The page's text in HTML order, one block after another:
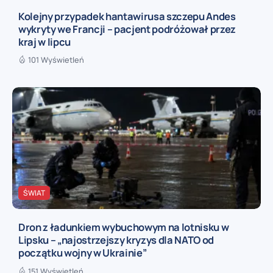
Kolejny przypadek hantawirusa szczepu Andes
wykryty we Francji – pacjent podróżował przez
kraj w lipcu
101 Wyświetleń
ŚWIAT
Dron z ładunkiem wybuchowym na lotnisku w
Lipsku – „najostrzejszy kryzys dla NATO od
początku wojny w Ukrainie”